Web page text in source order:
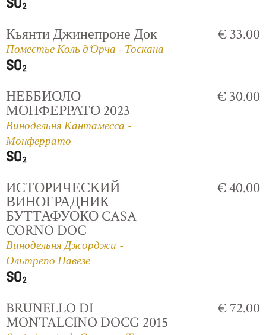
Кьянти Джинепроне Док
Поместье Коль д'Орча - Тоскана
€ 33.00
НЕББИОЛО
МОНФЕРРАТО 2023
Винодельня Кантамесса -
Монферрато
€ 30.00
ИСТОРИЧЕСКИЙ
ВИНОГРАДНИК
БУТТАФУОКО CASA
CORNO DOC
Винодельня Джорджи -
Ольтрепо Павезе
€ 40.00
BRUNELLO DI
MONTALCINO DOCG 2015
€ 72.00